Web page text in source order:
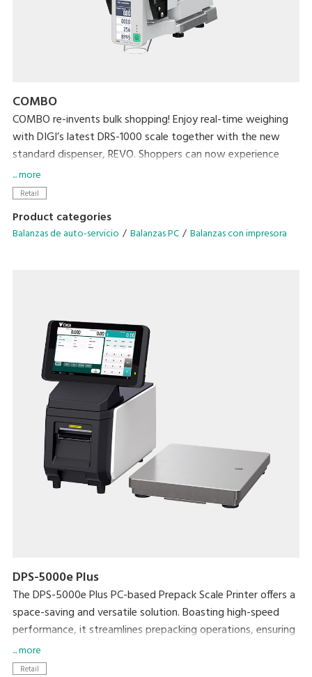
COMBO
COMBO re-invents bulk shopping! Enjoy real-time weighing
with DIGI’s latest DRS-1000 scale together with the new
standard dispenser, REVO. Shoppers can now experience
effortless real-time weighing and a hygienic bulk shopping
experience while retailers streamline bulk station
dispenser or refilling!
... more
Retail
Product categories
Balanzas de auto-servicio Balanzas PC Balanzas con impresora
DPS-5000e Plus
The DPS-5000e Plus PC-based Prepack Scale Printer offers a
space-saving and versatile solution. Boasting high-speed
performance, it streamlines prepacking operations, ensuring
exceptional efficiency without compromising on workspace.
... more
Retail